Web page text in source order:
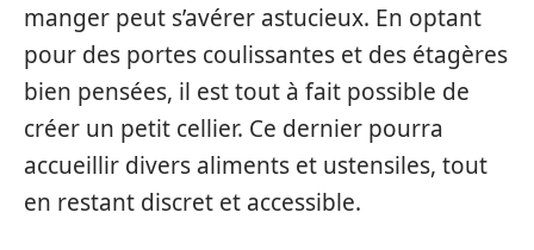
manger peut s’avérer astucieux. En optant
pour des portes coulissantes et des étagères
bien pensées, il est tout à fait possible de
créer un petit cellier. Ce dernier pourra
accueillir divers aliments et ustensiles, tout
en restant discret et accessible.